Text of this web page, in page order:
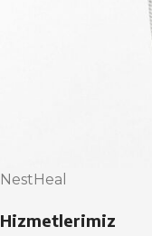
NestHeal
Hizmetlerimiz